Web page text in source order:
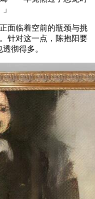
临着空前的瓶颈与挑
针对这一点，陈抱阳要
彻得多。